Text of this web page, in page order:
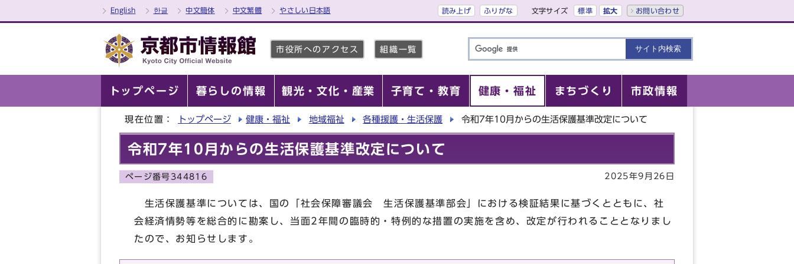
English 한글 中文簡体 中文繁體 やさしい日本語 読み上げ ふりがな 文字サイズ 標準 拡大 お問い合わせ
市役所へのアクセス 組織一覧
トップページ 暮らしの情報 観光・文化・産業 子育て・教育 健康・福祉 まちづくり 市政情報
現在位置： トップページ 健康・福祉 地域福祉 各種援護・生活保護 令和7年10月からの生活保護基準改定について
令和7年10月からの生活保護基準改定について
ページ番号344816 2025年9月26日
生活保護基準については、国の「社会保障審議会 生活保護基準部会」における検証結果に基づくとともに、社
会経済情勢等を総合的に勘案し、当面2年間の臨時的・特例的な措置の実施を含め、改定が行われることとなりまし
たので、お知らせします。